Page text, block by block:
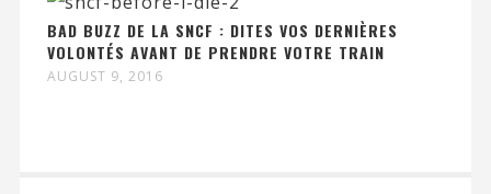
BAD BUZZ DE LA SNCF : DITES VOS DERNIÈRES
VOLONTÉS AVANT DE PRENDRE VOTRE TRAIN
AUGUST 9, 2016